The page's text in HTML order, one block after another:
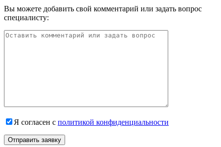
Вы можете добавить свой комментарий или задать вопрос
специалисту:
Я согласен с политикой конфиденциальности